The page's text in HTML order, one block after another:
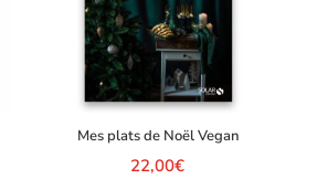
Mes plats de Noël Vegan
22,00€